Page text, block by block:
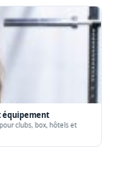
équipement
clubs, box, hôtels et